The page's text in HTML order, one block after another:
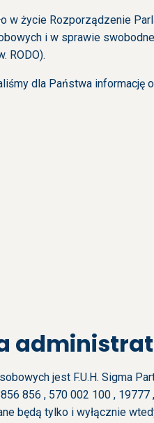
w życie Rozporządzenie
i w sprawie
RODO).
dla Państwa informację
jest F.U.H. Sigma
856 , 570 002 100 , 19777
będą tylko i wyłącznie